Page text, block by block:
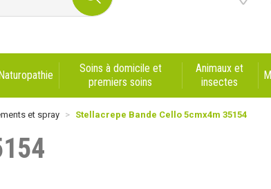
Soins à domicile et
premiers soins
Animaux et
insectes
et spray Stellacrepe Bande Cello 5cmx4m 35154